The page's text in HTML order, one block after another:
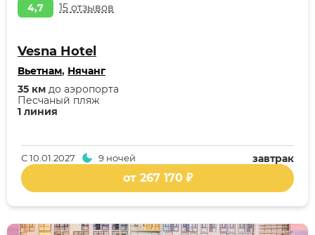
4,7 15 отзывов
Vesna Hotel
Вьетнам, Нячанг
1 линия
Песчаный пляж
35 км до аэропорта
завтрак
С10.01.2027 9 ночей
от 267 170 ₽